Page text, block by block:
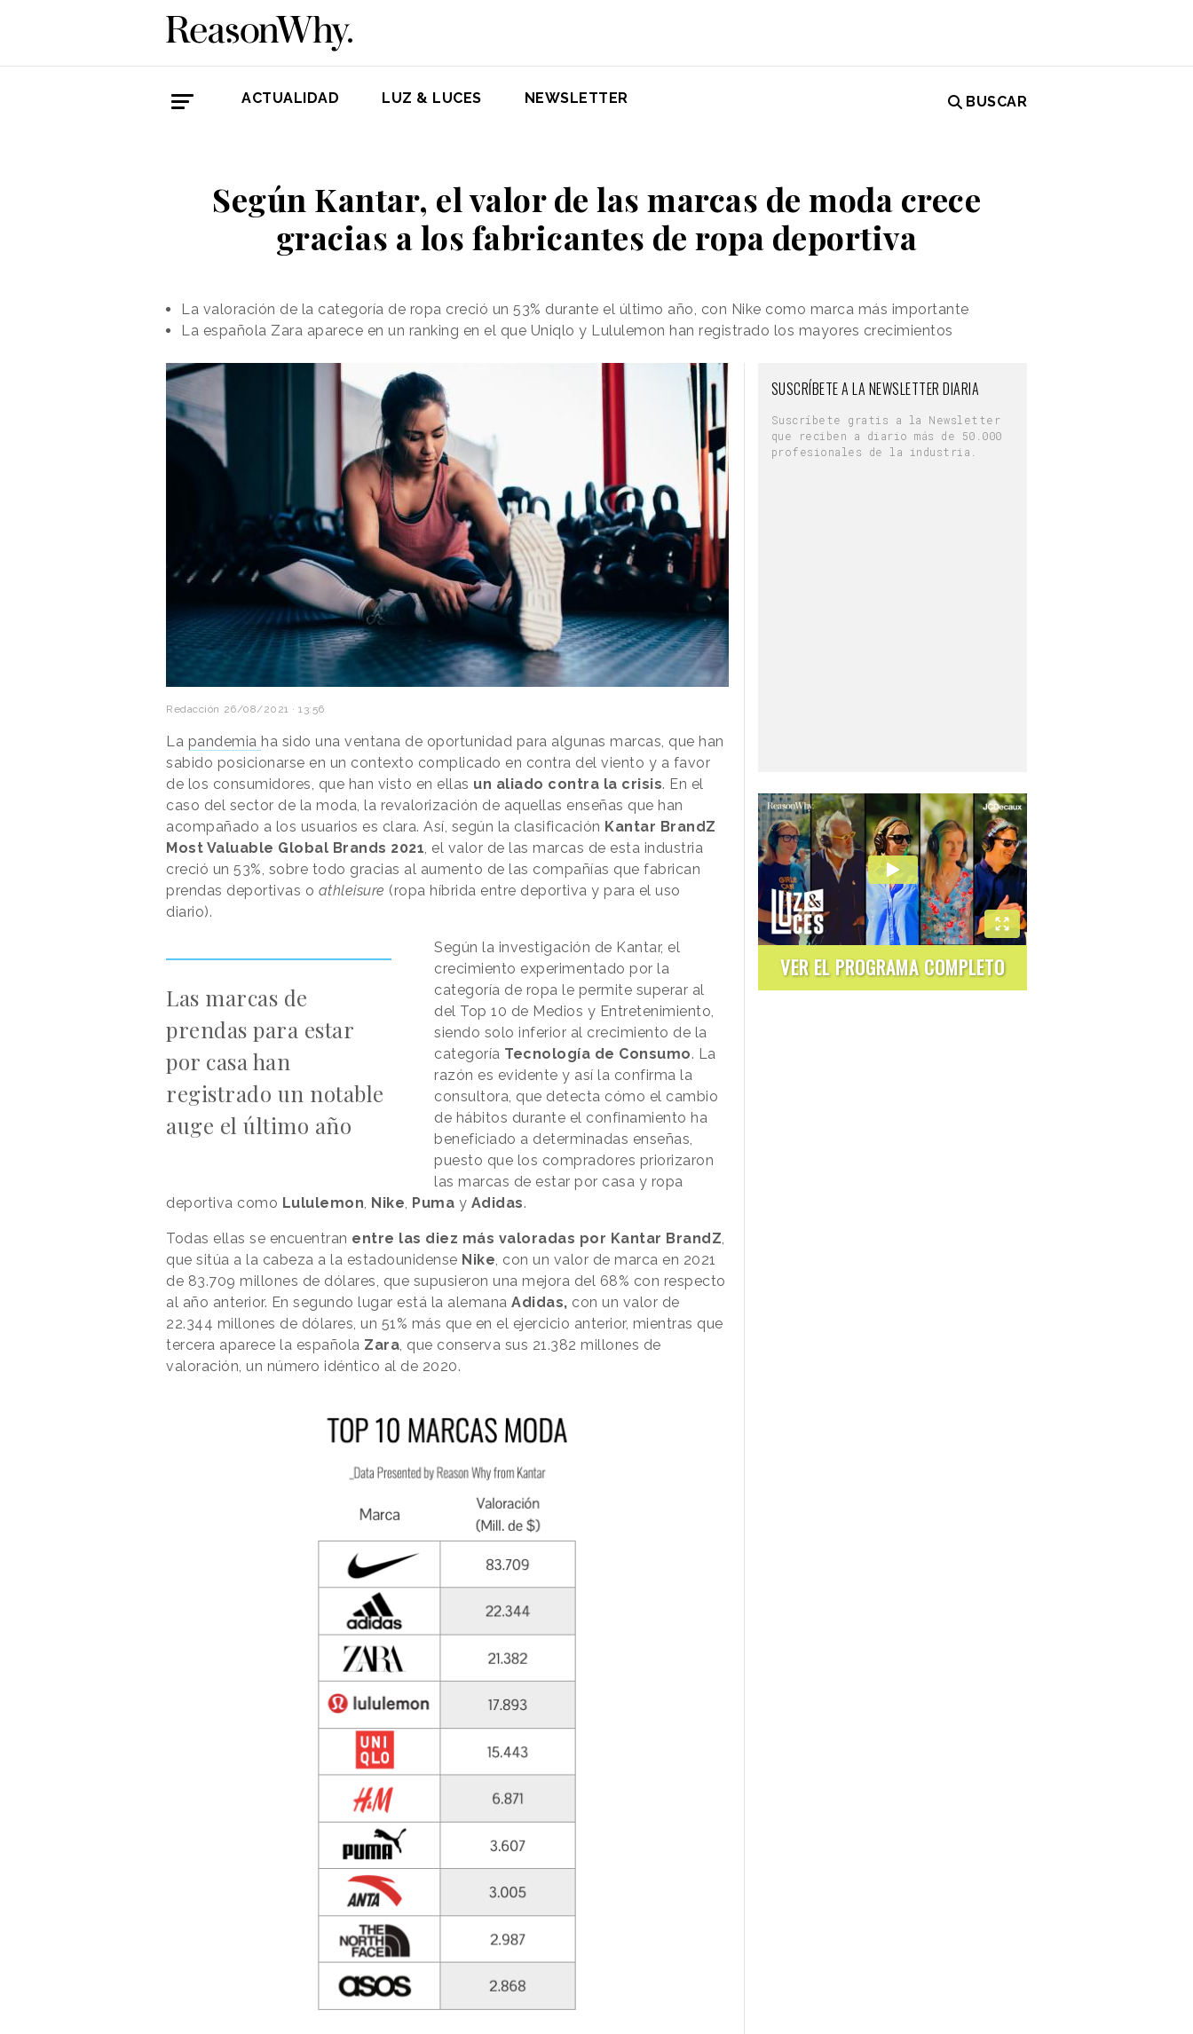
ACTUALIDAD LUZ & LUCES NEWSLETTER BUSCAR
Según Kantar, el valor de las marcas de moda crece
gracias a los fabricantes de ropa deportiva
La valoración de la categoría de ropa creció un 53% durante el último año, con Nike como marca más importante
La española Zara aparece en un ranking en el que Uniqlo y Lululemon han registrado los mayores crecimientos
Redacción 26/08/2021 · 13:56
La pandemia ha sido una ventana de oportunidad para algunas marcas, que han
sabido posicionarse en un contexto complicado en contra del viento y a favor
de los consumidores, que han visto en ellas un aliado contra la crisis. En el
caso del sector de la moda, la revalorización de aquellas enseñas que han
acompañado a los usuarios es clara. Así, según la clasificación Kantar BrandZ
Most Valuable Global Brands 2021 , el valor de las marcas de esta industria
creció un 53%, sobre todo gracias al aumento de las compañías que fabrican
prendas deportivas o athleisure (ropa híbrida entre deportiva y para el uso
diario).
Las marcas de
prendas para estar
por casa han
registrado un notable
auge el último año
Según la investigación de Kantar, el
crecimiento experimentado por la
categoría de ropa le permite superar al
del Top 10 de Medios y Entretenimiento,
siendo solo inferior al crecimiento de la
categoría Tecnología de Consumo. La
razón es evidente y así la confirma la
consultora, que detecta cómo el cambio
de hábitos durante el confinamiento ha
beneficiado a determinadas enseñas,
puesto que los compradores priorizaron
las marcas de estar por casa y ropa
deportiva como Lululemon Nike Puma y Adidas.
Todas ellas se encuentran entre las diez más valoradas por Kantar BrandZ
que sitúa a la cabeza a la estadounidense Nike , con un valor de marca en 2021
de 83.709 millones de dólares, que supusieron una mejora del 68% con respecto
al año anterior. En segundo lugar está la alemana Adidas, con un valor de
22.344 millones de dólares, un 51% más que en el ejercicio anterior, mientras que
tercera aparece la española Zara , que conserva sus 21.382 millones de
valoración, un número idéntico al de 2020.
SUSCRÍBETE A LA NEWSLETTER DIARIA
Suscríbete gratis a la Newsletter
que reciben a diario más de 50.000
profesionales de la industria.
VER EL PROGRAMA COMPLETO